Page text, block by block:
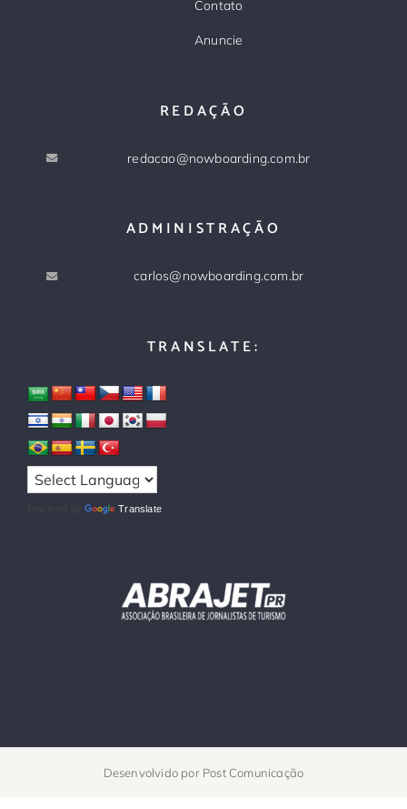
Contato
Anuncie
REDAÇÃO
redacao@nowboarding.com.br
ADMINISTRAÇÃO
carlos@nowboarding.com.br
TRANSLATE:
Powered by Translate
Desenvolvido por Post Comunicação